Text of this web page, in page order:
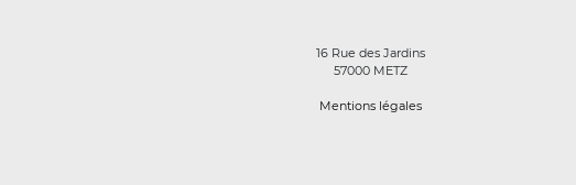
16 Rue des Jardins
57000 METZ
Mentions légales